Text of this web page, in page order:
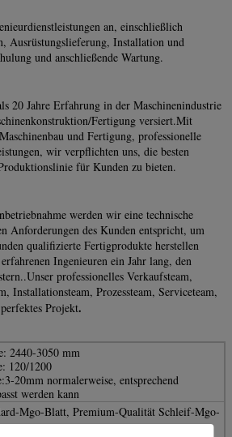
an, einschließlich
Ausrüstungslieferung, Installation und
und anschließende Wartung.
20 Jahre Erfahrung in der Maschinenindustrie
Fertigung versiert.Mit
und Fertigung, professionelle
wir verpflichten uns, die besten
für Kunden zu bieten.
werden wir eine technische
Anforderungen des Kunden entspricht, um
qualifizierte Fertigprodukte herstellen
Ingenieuren ein Jahr lang, den
professionelles Verkaufsteam,
Installationsteam, Prozessteam, Serviceteam,
Projekt.
2440-3050 mm
120/1200
20mm normalerweise, entsprechend
werden kann
Mgo-Blatt, Premium-Qualität Schleif-Mgo-